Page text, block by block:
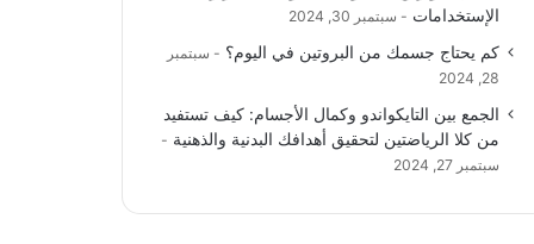
الإستخدامات
سبتمبر 30, 2024
كم يحتاج جسمك من البروتين في اليوم؟
سبتمبر
28, 2024
الجمع بين التايكواندو وكمال الأجسام: كيف تستفيد
من كلا الرياضتين لتحقيق أهدافك البدنية والذهنية
سبتمبر 27, 2024